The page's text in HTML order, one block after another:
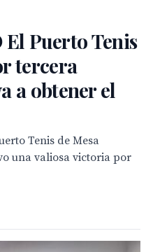
El Puerto Tenis
tercera
a obtener el
Tenis de Mesa
una valiosa victoria por